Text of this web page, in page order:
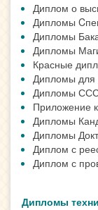
Диплом о
Дипломы
Дипломы
Дипломы
Красные
Дипломы для
Дипломы
Приложение
Дипломы
Дипломы
Диплом с
Диплом с
Дипломы